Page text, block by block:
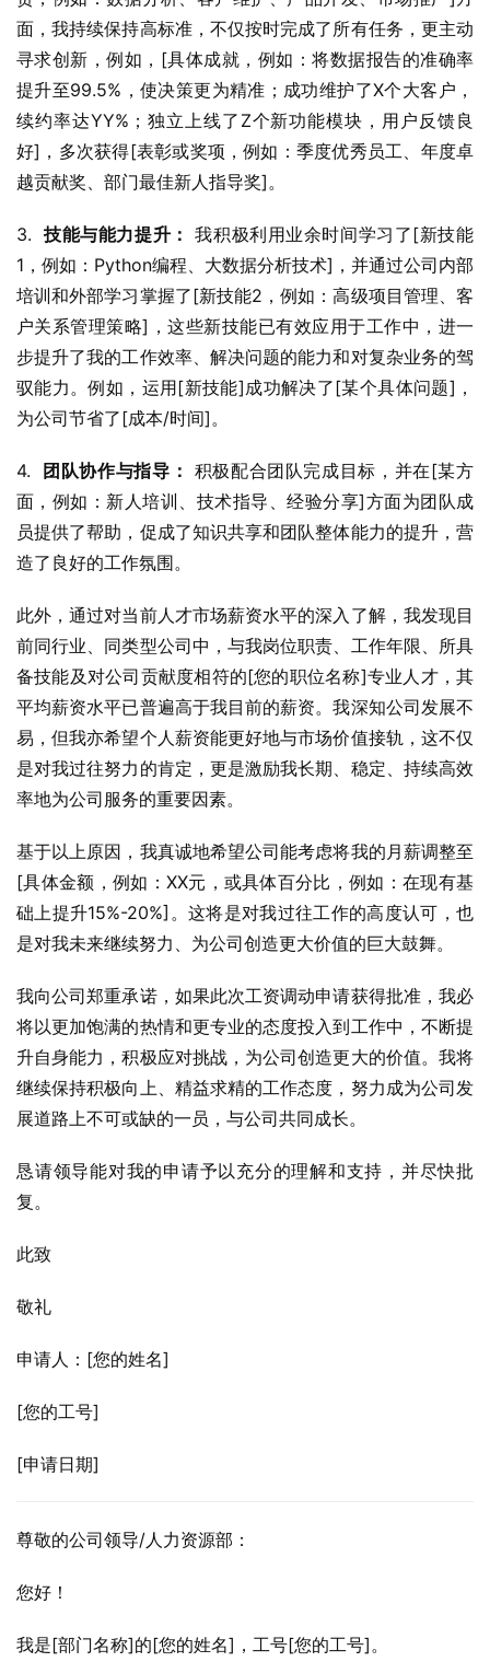
面，我持续保持高标准，不仅按时完成了所有任务，更主动
寻求创新，例如，[具体成就，例如：将数据报告的准确率
提升至99.5%，使决策更为精准；成功维护了X个大客户，
续约率达YY%；独立上线了Z个新功能模块，用户反馈良
好]，多次获得[表彰或奖项，例如：季度优秀员工、年度卓
越贡献奖、部门最佳新人指导奖]。
3. 技能与能力提升： 我积极利用业余时间学习了[新技能
1，例如：Python编程、大数据分析技术]，并通过公司内部
培训和外部学习掌握了[新技能2，例如：高级项目管理、客
户关系管理策略]，这些新技能已有效应用于工作中，进一
步提升了我的工作效率、解决问题的能力和对复杂业务的驾
驭能力。例如，运用[新技能]成功解决了[某个具体问题]，
为公司节省了[成本/时间]。
4. 团队协作与指导： 积极配合团队完成目标，并在[某方
面，例如：新人培训、技术指导、经验分享]方面为团队成
员提供了帮助，促成了知识共享和团队整体能力的提升，营
造了良好的工作氛围。
此外，通过对当前人才市场薪资水平的深入了解，我发现目
前同行业、同类型公司中，与我岗位职责、工作年限、所具
备技能及对公司贡献度相符的[您的职位名称]专业人才，其
平均薪资水平已普遍高于我目前的薪资。我深知公司发展不
易，但我亦希望个人薪资能更好地与市场价值接轨，这不仅
是对我过往努力的肯定，更是激励我长期、稳定、持续高效
率地为公司服务的重要因素。
基于以上原因，我真诚地希望公司能考虑将我的月薪调整至
[具体金额，例如：XX元，或具体百分比，例如：在现有基
础上提升15%-20%]。这将是对我过往工作的高度认可，也
是对我未来继续努力、为公司创造更大价值的巨大鼓舞。
我向公司郑重承诺，如果此次工资调动申请获得批准，我必
将以更加饱满的热情和更专业的态度投入到工作中，不断提
升自身能力，积极应对挑战，为公司创造更大的价值。我将
继续保持积极向上、精益求精的工作态度，努力成为公司发
展道路上不可或缺的一员，与公司共同成长。
恳请领导能对我的申请予以充分的理解和支持，并尽快批
复。
此致
敬礼
申请人：[您的姓名]
[您的工号]
[申请日期]
尊敬的公司领导/人力资源部：
您好！
我是[部门名称]的[您的姓名]，工号[您的工号]。